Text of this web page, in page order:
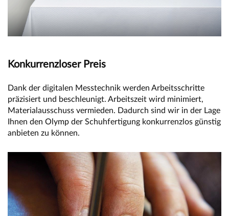
Konkurrenzloser Preis
Dank der digitalen Messtechnik werden Arbeitsschritte
präzisiert und beschleunigt. Arbeitszeit wird minimiert,
Materialausschuss vermieden. Dadurch sind wir in der Lage
Ihnen den Olymp der Schuhfertigung konkurrenzlos günstig
anbieten zu können.